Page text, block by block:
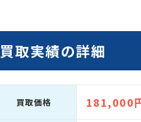
買取実績の詳細
買取価格 181,000